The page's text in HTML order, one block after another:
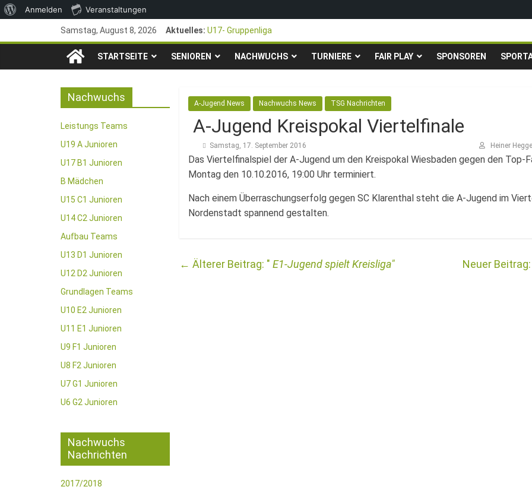
Über
Anmelden Veranstaltungen
Inhalt
Samstag, August 8, 2026 Aktuelles: U17- Gruppenliga
*U17-Junioren steigen in die Gruppenliga auf*
47. Otto Walter Pfingstturnier der TSG Kastel
1. Mai – Charity-Fußballturnier für Hobbymannschaften
TSG
1846
e.V.
Mainz-
Kastel
STARTSEITE SENIOREN NACHWUCHS TURNIERE FAIR PLAY SPONSOREN
A-Jugend News Nachwuchs News TSG Nachrichten
A-Jugend Kreispokal Viertelfinale
Samstag, 17. September 2016 Heiner
Das Viertelfinalspiel der A-Jugend um den Kreispokal Wiesbaden gegen den
Montag den 10.10.2016, 19:00 Uhr terminiert.
Nach einem Überraschungserfolg gegen SC Klarenthal steht die A-Jugend im
Nordenstadt spannend gestalten.
← E1-Jugend spielt Kreisliga
Nachwuchs
Leistungs Teams
U19 A Junioren
U17 B1 Junioren
B Mädchen
U15 C1 Junioren
U14 C2 Junioren
Aufbau Teams
U13 D1 Junioren
U12 D2 Junioren
Grundlagen Teams
U10 E2 Junioren
U11 E1 Junioren
U9 F1 Junioren
U8 F2 Junioren
U7 G1 Junioren
U6 G2 Junioren
Nachwuchs
Nachrichten
2017/2018